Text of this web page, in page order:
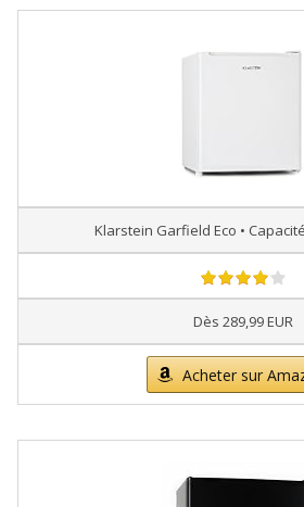
Klarstein Garfield Eco •
Dès 289,99 EUR
Acheter sur